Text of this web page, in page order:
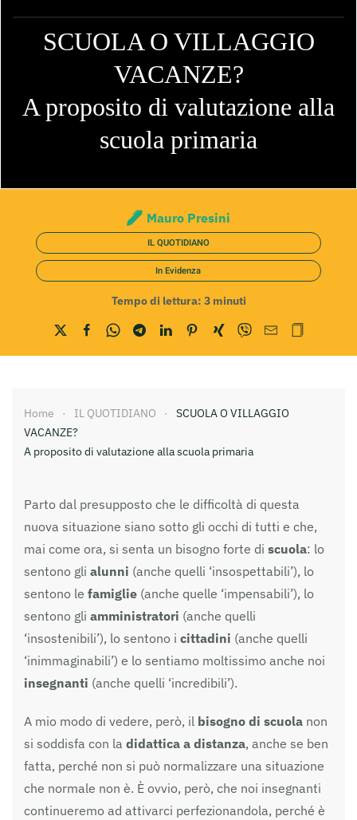
SCUOLA O VILLAGGIO
VACANZE?
A proposito di valutazione alla
scuola primaria
Mauro Presini
IL QUOTIDIANO
In Evidenza
Tempo di lettura: 3 minuti
Home IL QUOTIDIANO
SCUOLA O VILLAGGIO
VACANZE?
A proposito di valutazione alla scuola primaria
Parto dal presupposto che le difficoltà di questa
nuova situazione siano sotto gli occhi di tutti e che,
mai come ora, si senta un bisogno forte di scuola: lo
sentono gli alunni (anche quelli ‘insospettabili’), lo
sentono le famiglie (anche quelle ‘impensabili’), lo
sentono gli amministratori (anche quelli
‘insostenibili’), lo sentono i cittadini (anche quelli
‘inimmaginabili’) e lo sentiamo moltissimo anche noi
insegnanti (anche quelli ‘incredibili’).
A mio modo di vedere, però, il bisogno di scuola non
si soddisfa con la didattica a distanza, anche se ben
fatta, perché non si può normalizzare una situazione
che normale non è. È ovvio, però, che noi insegnanti
continueremo ad attivarci perfezionandola, perché è